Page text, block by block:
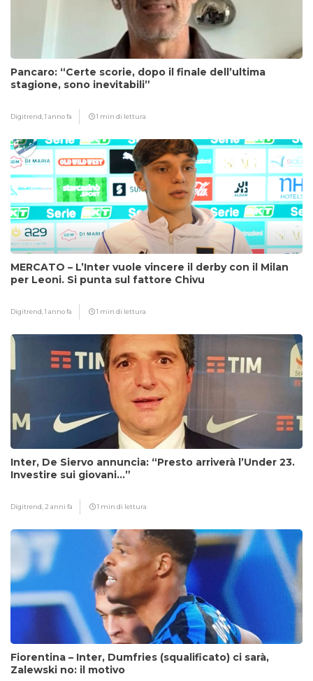
Pancaro: “Certe scorie, dopo il finale dell’ultima
stagione, sono inevitabili”
Digitrend,1 anno fa 1 min di lettura
MERCATO – L’Inter vuole vincere il derby con il Milan
per Leoni. Si punta sul fattore Chivu
Digitrend,1 anno fa 1 min di lettura
Inter, De Siervo annuncia: “Presto arriverà l’Under 23.
Investire sui giovani…”
Digitrend, 2 anni fa 1 min di lettura
Fiorentina – Inter, Dumfries (squalificato) ci sarà,
Zalewski no: il motivo